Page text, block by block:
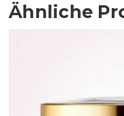
Ähnliche